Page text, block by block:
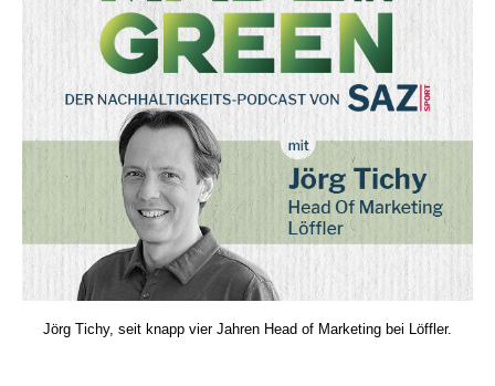
Jörg Tichy, seit knapp vier Jahren Head of Marketing bei Löffler.